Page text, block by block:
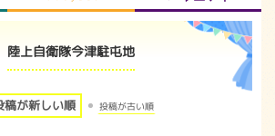
陸上自衛隊今津駐屯地
稿が新しい順 投稿が古い順